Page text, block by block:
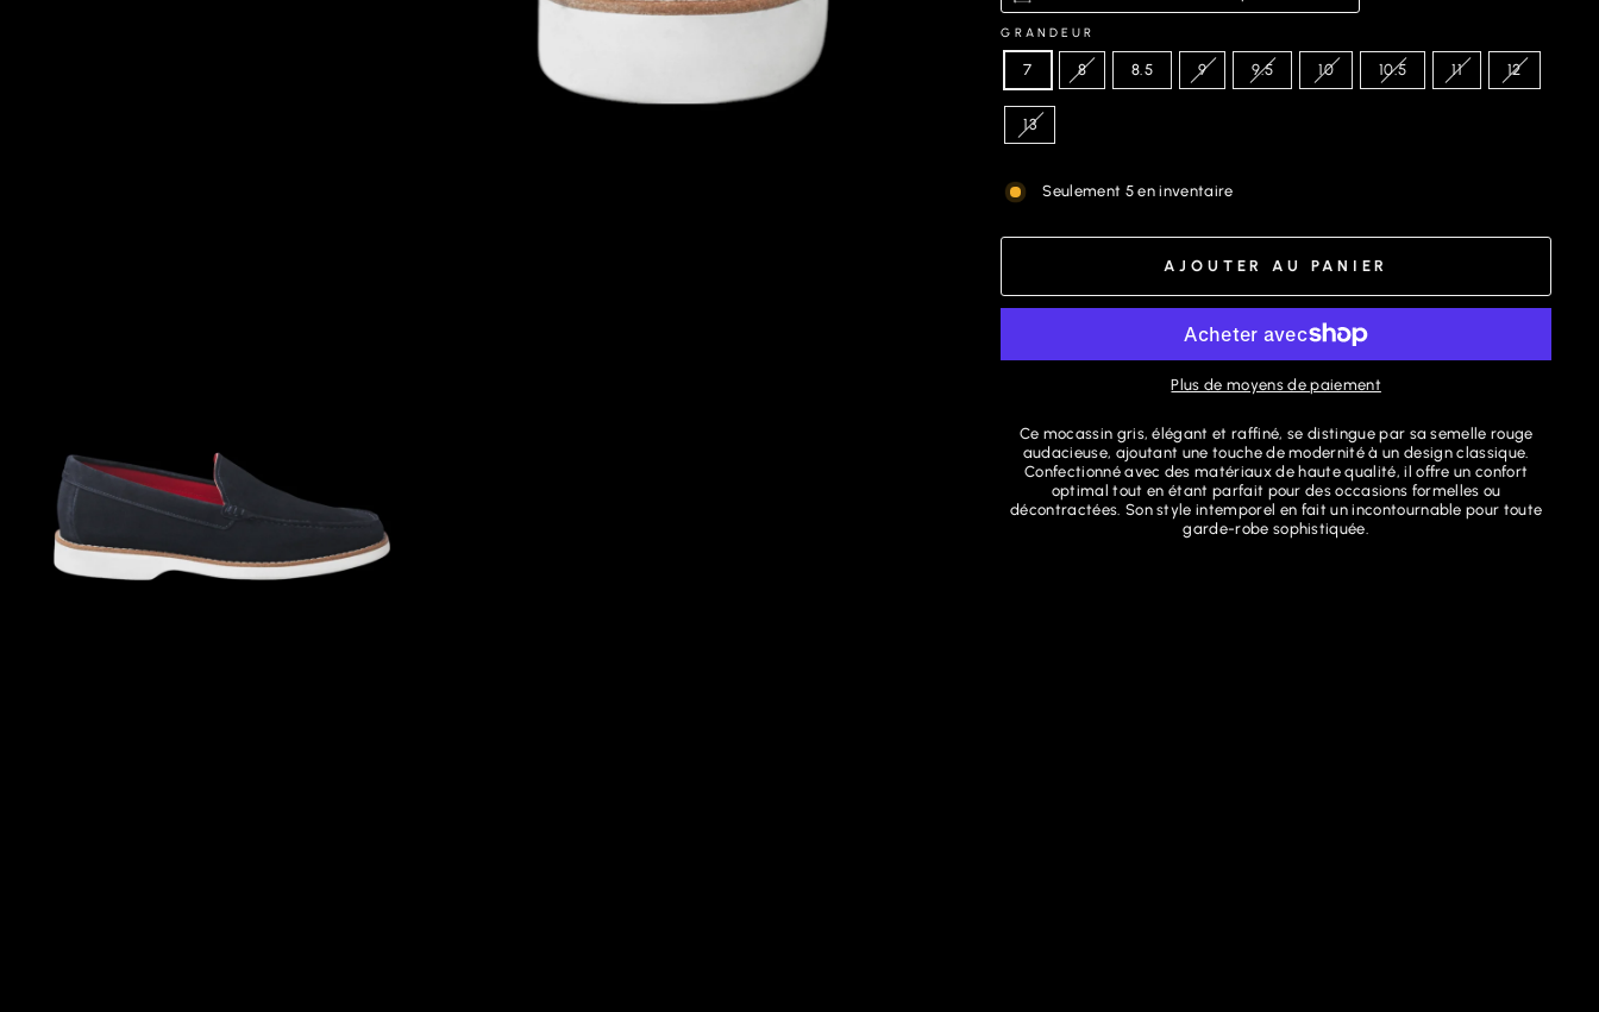
GRANDEUR
7 8 8.5 9 9.5 10 10.5 11 12
13
Seulement 5 en inventaire
AJOUTER AU PANIER
Plus de moyens de paiement
Ce mocassin gris, élégant et raffiné, se distingue par sa semelle rouge
audacieuse, ajoutant une touche de modernité à un design classique.
Confectionné avec des matériaux de haute qualité, il offre un confort
optimal tout en étant parfait pour des occasions formelles ou
décontractées. Son style intemporel en fait un incontournable pour toute
garde-robe sophistiquée.